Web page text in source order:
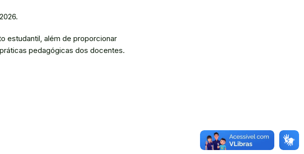
estudantil, além de proporcionar
pedagógicas dos docentes.